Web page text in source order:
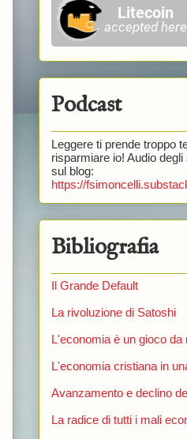
Podcast
Leggere ti prende troppo
risparmiare io! Audio
sul blog:
https://
Bibliografia
Il Grande Default
La rivoluzione di Satoshi
L'economia è un gioco da
L'economia cristiana in
Avanzamento e declino
La radice di tutti i mali